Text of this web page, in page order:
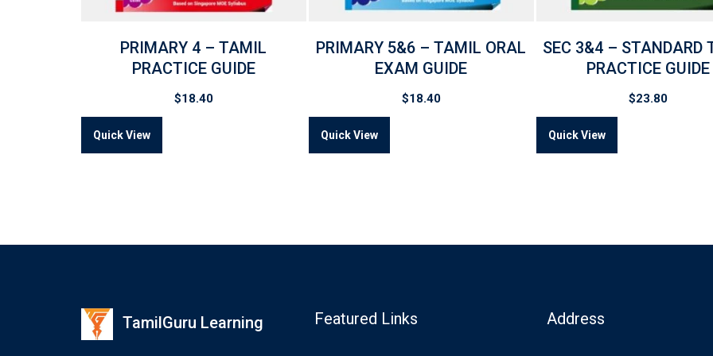
PRIMARY 4 – TAMIL
PRACTICE GUIDE
$18.40
Quick View
PRIMARY 5&6 – TAMIL ORAL
EXAM GUIDE
$18.40
Quick View
SEC 3&4 – STANDARD
PRACTICE GUIDE
$23.80
Quick View
TamilGuru Learning Featured Links Address